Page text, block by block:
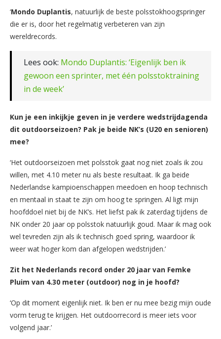
‘Mondo Duplantis, natuurlijk de beste polsstokhoogspringer
die er is, door het regelmatig verbeteren van zijn
wereldrecords.
Lees ook: Mondo Duplantis: ‘Eigenlijk ben ik
gewoon een sprinter, met één polsstoktraining
in de week’
Kun je een inkijkje geven in je verdere wedstrijdagenda
dit outdoorseizoen? Pak je beide NK’s (U20 en senioren)
mee?
‘Het outdoorseizoen met polsstok gaat nog niet zoals ik zou
willen, met 4.10 meter nu als beste resultaat. Ik ga beide
Nederlandse kampioenschappen meedoen en hoop technisch
en mentaal in staat te zijn om hoog te springen. Al ligt mijn
hoofddoel niet bij de NK’s. Het liefst pak ik zaterdag tijdens de
NK onder 20 jaar op polsstok natuurlijk goud. Maar ik mag ook
wel tevreden zijn als ik technisch goed spring, waardoor ik
weer wat hoger kom dan afgelopen wedstrijden.’
Zit het Nederlands record onder 20 jaar van Femke
Pluim van 4.30 meter (outdoor) nog in je hoofd?
‘Op dit moment eigenlijk niet. Ik ben er nu mee bezig mijn oude
vorm terug te krijgen. Het outdoorrecord is meer iets voor
volgend jaar.’